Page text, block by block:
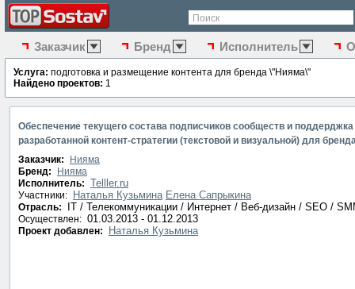
Поиск
Заказчик Бренд Исполнитель
Услуга: подготовка и размещение контента для бренда \"Нияма\"
Найдено проектов: 1
Обеспечение текущего состава подписчиков сообществ и поддерджка
разработанной контент-стратегии (текстовой и визуальной) для
"Нияма"
Заказчик:
Нияма
Бренд:
Нияма
Исполнитель: Telller.ru
Участники: Наталья Кузьмина Елена Сапрыкина
Отрасль: IT / Телекоммуникации / Интернет / Веб-дизайн / SEO /
Осуществлен: 01.03.2013 - 01.12.2013
Проект добавлен: Наталья Кузьмина